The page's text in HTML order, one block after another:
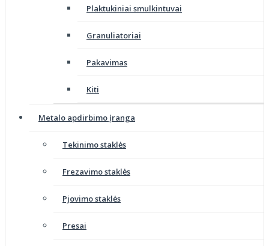
Plaktukiniai smulkintuvai
Granuliatoriai
Pakavimas
Kiti
Metalo apdirbimo įranga
Tekinimo staklės
Frezavimo staklės
Pjovimo staklės
Presai